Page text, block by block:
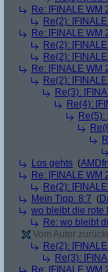
Re: [FINALE WM
Re(2):
Re: [FINALE WM
Re(2):
Re(2):
Re: [FINALE WM
Re(2):
Re(3):
Re(4):
Re(5):
Los gehts (
Re: [FINALE WM
Re(2):
Mein Tipp: 8:7 (
wo bleibt die rote
Re: wo bleibt
Vom Autor
Re(2):
Re(3):
Re: [FINALE WM